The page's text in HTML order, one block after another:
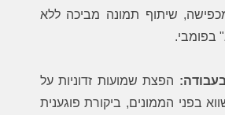
מכפישה, שיתוף תמונה מביכה ללא
בפומבי.
הפצת שמועות זדוניות על
בפני הממונים, ביקורת פוגענית